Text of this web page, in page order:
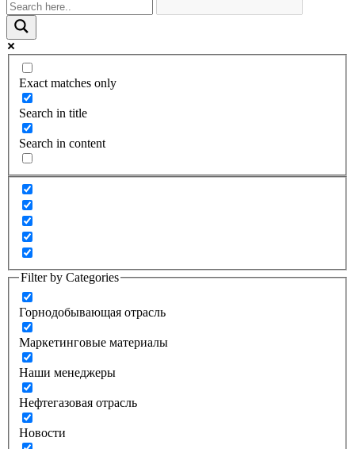
Exact matches only
Search in title
Search in content
Filter by Categories
Горнодобывающая отрасль
Маркетинговые материалы
Наши менеджеры
Нефтегазовая отрасль
Новости